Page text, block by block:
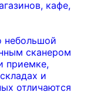
небольшой
сканером
приемке,
и
отличаются